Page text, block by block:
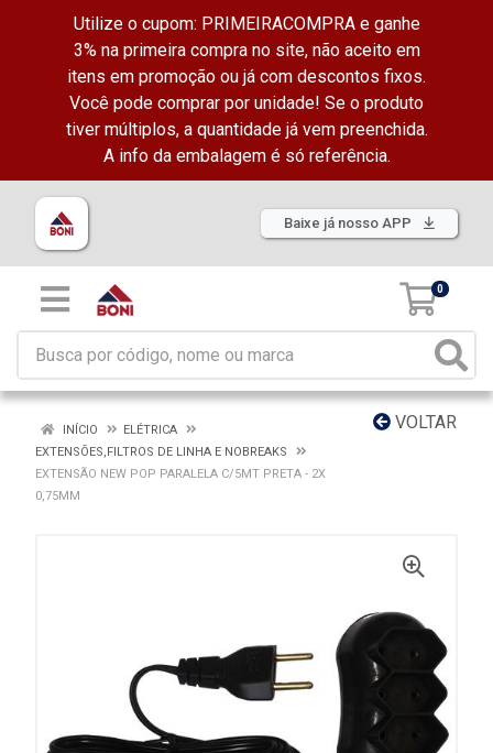
Utilize o cupom: PRIMEIRACOMPRA e ganhe
3% na primeira compra no site, não aceito em
itens em promoção ou já com descontos fixos.
Você pode comprar por unidade! Se o produto
tiver múltiplos, a quantidade já vem preenchida.
A info da embalagem é só referência.
Baixe já nosso APP
0
VOLTAR
INÍCIO
ELÉTRICA
EXTENSÕES,FILTROS DE LINHA E NOBREAKS
EXTENSÃO NEW POP PARALELA C/5MT PRETA - 2X
0,75MM